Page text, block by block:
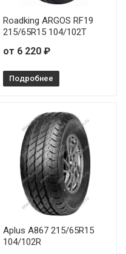
Roadking ARGOS RF19
215/65R15 104/102T
от 6 220 ₽
Подробнее
Aplus A867 215/65R15
104/102R